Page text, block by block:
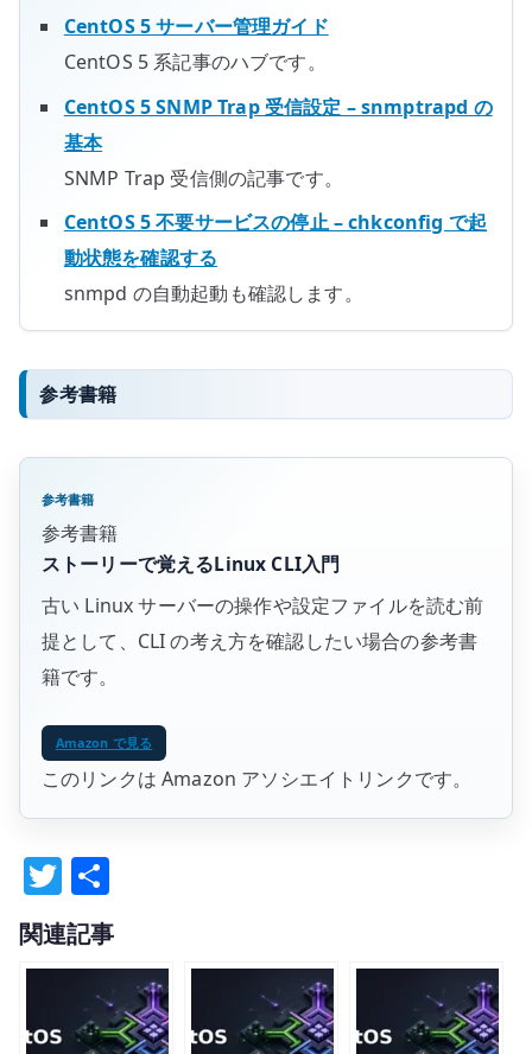
CentOS 5 サーバー管理ガイド
CentOS 5 系記事のハブです。
CentOS 5 SNMP Trap 受信設定 – snmptrapd の
基本
SNMP Trap 受信側の記事です。
CentOS 5 不要サービスの停止 – chkconfig で起
動状態を確認する
snmpd の自動起動も確認します。
参考書籍
参考書籍
参考書籍
ストーリーで覚えるLinux CLI入門
古い Linux サーバーの操作や設定ファイルを読む前
提として、CLI の考え方を確認したい場合の参考書
籍です。
Amazon で見る
このリンクは Amazon アソシエイトリンクです。
T
w
it
te
r
有
関連記事